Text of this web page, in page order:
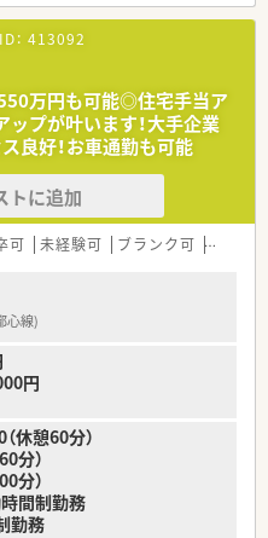
： 413092
550万円も可能◎住宅手当ア
プが叶います！大手企業
良好！お車通勤も可能
トに追加
可 未経験可 ブランク可 車通勤
心線)
円
休憩60分）
分）
分）
間制勤務
勤務